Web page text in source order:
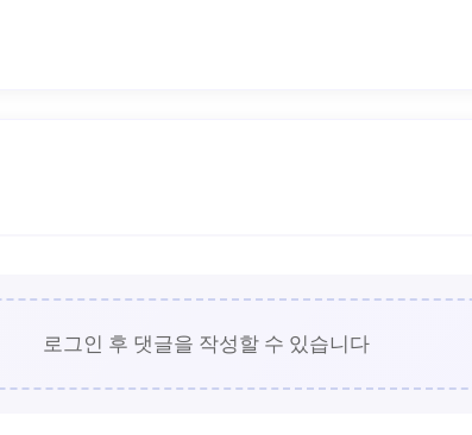
로그인 후 댓글을 작성할 수 있습니다